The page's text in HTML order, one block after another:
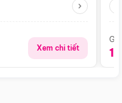
Xem chi tiết